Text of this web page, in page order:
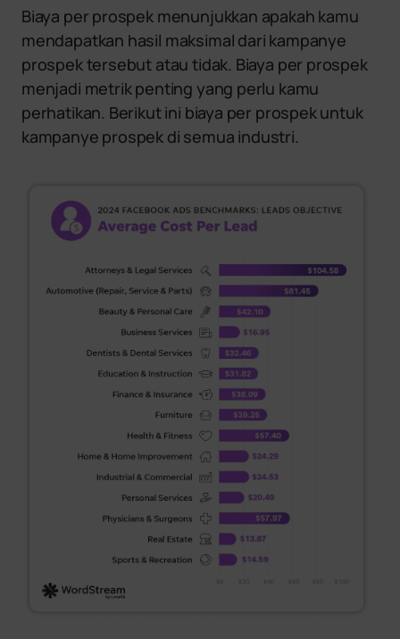
Biaya per prospek menunjukkan apakah kamu
mendapatkan hasil maksimal dari kampanye
prospek tersebut atau tidak. Biaya per prospek
menjadi metrik penting yang perlu kamu
perhatikan. Berikut ini biaya per prospek untuk
kampanye prospek di semua industri.